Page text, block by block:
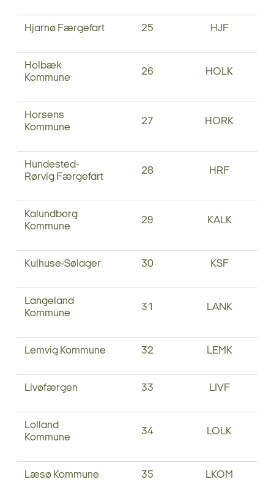
Hjarnø Færgefart 25 HJF
Holbæk
Kommune
26 HOLK
Horsens
Kommune
27 HORK
Hundested-
Rørvig Færgefart
28 HRF
Kalundborg
Kommune
29 KALK
Kulhuse-Sølager 30 KSF
Langeland
Kommune
31 LANK
Lemvig Kommune 32 LEMK
Livøfærgen 33 LIVF
Lolland
Kommune
34 LOLK
Læsø Kommune 35 LKOM